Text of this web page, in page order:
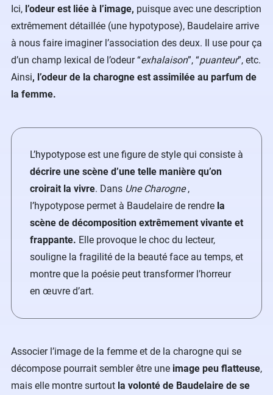
Ici, l’odeur est liée à l’image, puisque avec une description
extrêmement détaillée (une hypotypose), Baudelaire arrive
à nous faire imaginer l’association des deux. Il use pour ça
d’un champ lexical de l’odeur “exhalaison”, “puanteur”, etc.
Ainsi, l’odeur de la charogne est assimilée au parfum de
la femme.
L’hypotypose est une figure de style qui consiste à
décrire une scène d’une telle manière qu’on
croirait la vivre. Dans Une Charogne,
l’hypotypose permet à Baudelaire de rendre la
scène de décomposition extrêmement vivante et
frappante. Elle provoque le choc du lecteur,
souligne la fragilité de la beauté face au temps, et
montre que la poésie peut transformer l’horreur
en œuvre d’art.
Associer l’image de la femme et de la charogne qui se
décompose pourrait sembler être une image peu flatteuse,
mais elle montre surtout la volonté de Baudelaire de se